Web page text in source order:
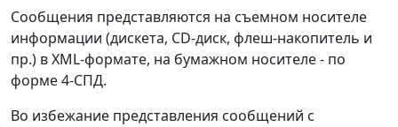
Сообщения представляются на съемном носителе
информации (дискета, CD-диск, флеш-накопитель и
пр.) в XML-формате, на бумажном носителе - по
форме 4-СПД.
Во избежание представления сообщений с